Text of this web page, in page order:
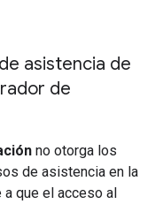
asistencia de
de
no otorga los
de asistencia en la
que el acceso al